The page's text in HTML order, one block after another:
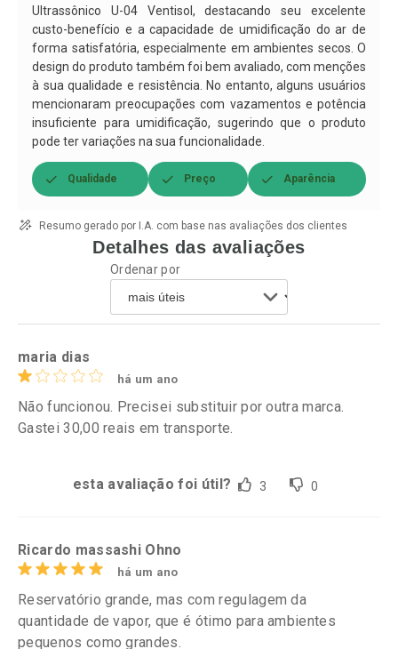
Ultrassônico U-04 Ventisol, destacando seu excelente
custo-benefício e a capacidade de umidificação do ar de
forma satisfatória, especialmente em ambientes secos. O
design do produto também foi bem avaliado, com menções
à sua qualidade e resistência. No entanto, alguns usuários
mencionaram preocupações com vazamentos e potência
insuficiente para umidificação, sugerindo que o produto
pode ter variações na sua funcionalidade.
Qualidade Preço Aparência
Resumo gerado por I.A. com base nas avaliações dos clientes
Detalhes das avaliações
Ordenar por
maria dias
há um ano
Não funcionou. Precisei substituir por outra marca.
Gastei 30,00 reais em transporte.
esta avaliação foi útil? 3 0
Ricardo massashi Ohno
há um ano
Reservatório grande, mas com regulagem da
quantidade de vapor, que é ótimo para ambientes
pequenos como grandes.